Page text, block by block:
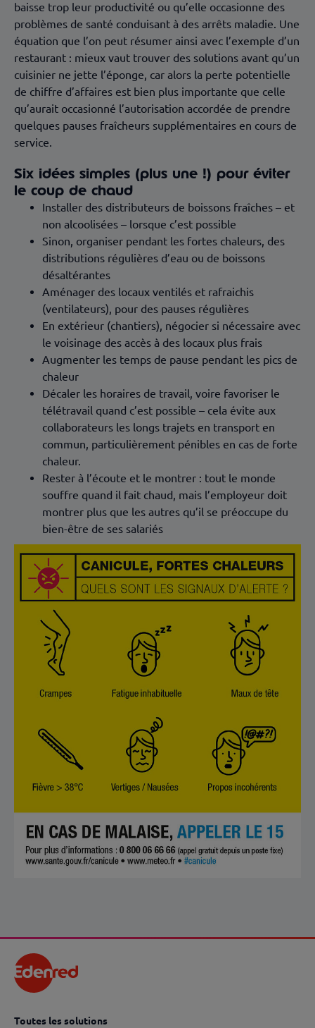
baisse trop leur productivité ou qu’elle occasionne des
problèmes de santé conduisant à des arrêts maladie. Une
équation que l’on peut résumer ainsi avec l’exemple d’un
restaurant : mieux vaut trouver des solutions avant qu’un
cuisinier ne jette l’éponge, car alors la perte potentielle
de chiffre d’affaires est bien plus importante que celle
qu’aurait occasionné l’autorisation accordée de prendre
quelques pauses fraîcheurs supplémentaires en cours de
service.
Six idées simples (plus une !) pour éviter
le coup de chaud
Installer des distributeurs de boissons fraîches – et
non alcoolisées – lorsque c’est possible
Sinon, organiser pendant les fortes chaleurs, des
distributions régulières d’eau ou de boissons
désaltérantes
Aménager des locaux ventilés et rafraichis
(ventilateurs), pour des pauses régulières
En extérieur (chantiers), négocier si nécessaire avec
le voisinage des accès à des locaux plus frais
Augmenter les temps de pause pendant les pics de
chaleur
Décaler les horaires de travail, voire favoriser le
télétravail quand c’est possible – cela évite aux
collaborateurs les longs trajets en transport en
commun, particulièrement pénibles en cas de forte
chaleur.
Rester à l’écoute et le montrer : tout le monde
souffre quand il fait chaud, mais l’employeur doit
montrer plus que les autres qu’il se préoccupe du
bien-être de ses salariés
Toutes les solutions